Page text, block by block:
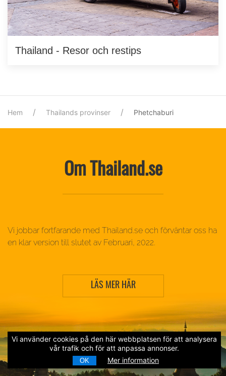
Vi använder cookies på den här webbplatsen för att analysera
vår trafik och för att anpassa annonser.
OK Mer information
Thailand - Resor och restips
Hem Thailands provinser Phetchaburi
Om Thailand.se
Vi jobbar fortfarande med Thailand.se och förväntar oss ha
en klar version till slutet av Februari, 2022.
LÄS MER HÄR